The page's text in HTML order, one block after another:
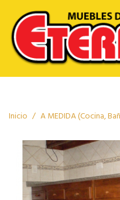
Inicio A MEDIDA (Cocina,